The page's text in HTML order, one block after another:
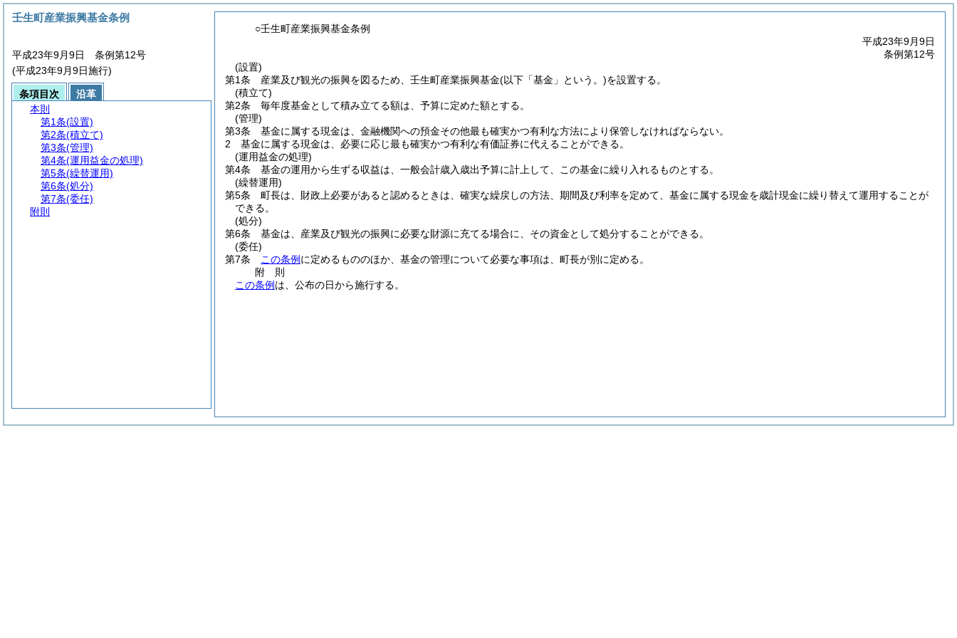
○壬生町産業振興基金条例
平成23年9月9日
条例第12号
(設置)
第1条
産業及び観光の振興を図るため、壬生町産業振興基金(以下「基金」という。)を設置する。
(積立て)
第2条
毎年度基金として積み立てる額は、予算に定めた額とする。
(管理)
第3条
基金に属する現金は、金融機関への預金その他最も確実かつ有利な方法により保管しなければならない。
2
基金に属する現金は、必要に応じ最も確実かつ有利な有価証券に代えることができる。
(運用益金の処理)
第4条
基金の運用から生ずる収益は、一般会計歳入歳出予算に計上して、この基金に繰り入れるものとする。
(繰替運用)
第5条
町長は、財政上必要があると認めるときは、確実な繰戻しの方法、期間及び利率を定めて、基金に属する現金を歳計現金に繰り替えて運用することが
できる。
(処分)
第6条
基金は、産業及び観光の振興に必要な財源に充てる場合に、その資金として処分することができる。
(委任)
第7条
この条例 に定めるもののほか、基金の管理について必要な事項は、町長が別に定める。
附 則
この条例 は、公布の日から施行する。
壬生町産業振興基金条例
平成23年9月9日 条例第12号
(平成23年9月9日施行)
条項目次
沿革
本則
第1条(設置)
第2条(積立て)
第3条(管理)
第4条(運用益金の処理)
第5条(繰替運用)
第6条(処分)
第7条(委任)
附則